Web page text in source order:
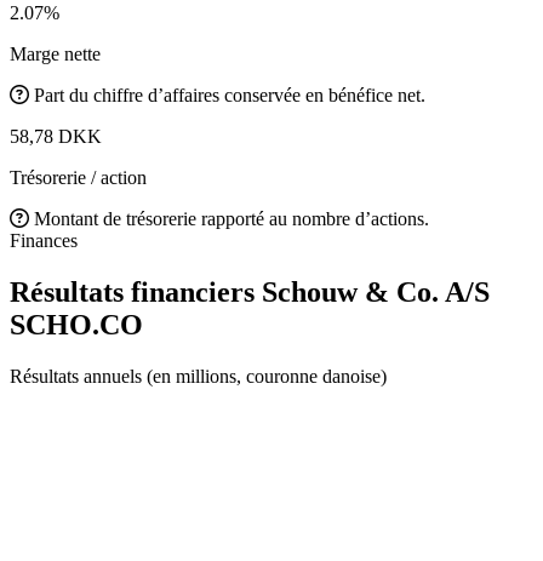
2.07%
Marge nette
Part du chiffre d’affaires conservée en bénéfice net.
58,78 DKK
Trésorerie / action
Montant de trésorerie rapporté au nombre d’actions.
Finances
Résultats financiers Schouw & Co. A/S
SCHO.CO
Résultats annuels (en millions, couronne danoise)